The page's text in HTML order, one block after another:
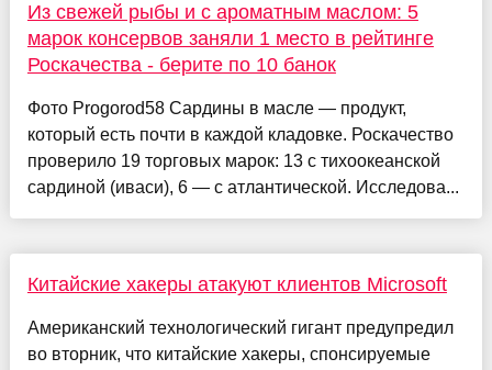
Из свежей рыбы и с ароматным маслом: 5
марок консервов заняли 1 место в рейтинге
Роскачества - берите по 10 банок
Фото Progorod58 Сардины в масле — продукт,
который есть почти в каждой кладовке. Роскачество
проверило 19 торговых марок: 13 с тихоокеанской
сардиной (иваси), 6 — с атлантической. Исследова...
Китайские хакеры атакуют клиентов Microsoft
Американский технологический гигант предупредил
во вторник, что китайские хакеры, спонсируемые